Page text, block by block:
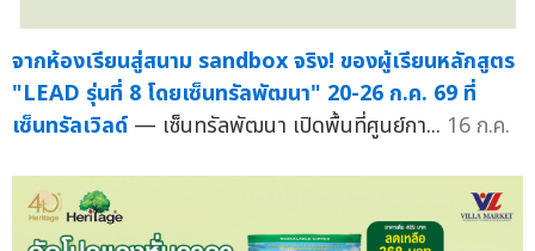
จากห้องเรียนสู่สนาม sandbox จริง! ของผู้เรียนหลักสูตร
"LEAD รุ่นที่ 8 โดยเซ็นทรัลพัฒนา" 20-26 ก.ค. 69 ที่
เซ็นทรัลเวิลด์ — เซ็นทรัลพัฒนา เปิดพื้นที่ศูนย์กา... 16 ก.ค.